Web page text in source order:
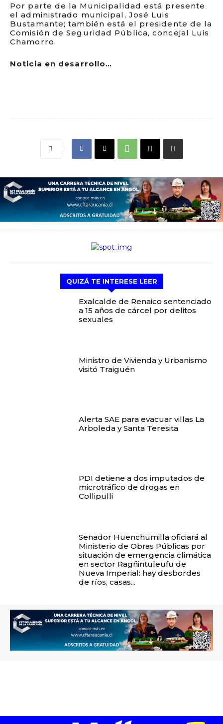
Por parte de la Municipalidad está presente
el administrado municipal, José Luis
Bustamante; también está el presidente de la
Comisión de Seguridad Pública, concejal Luis
Chamorro.
Noticia en desarrollo…
QUIZÁ TE INTERESE LEER
Exalcalde de Renaico sentenciado
a 15 años de cárcel por delitos
sexuales
Ministro de Vivienda y Urbanismo
visitó Traiguén
Alerta SAE para evacuar villas La
Arboleda y Santa Teresita
PDI detiene a dos imputados de
microtráfico de drogas en
Collipulli
Senador Huenchumilla oficiará al
Ministerio de Obras Públicas por
situación de emergencia climática
en sector Ragñintuleufu de
Nueva Imperial: hay desbordes
de ríos, casas...